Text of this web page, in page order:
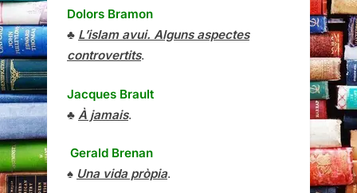
Dolors Bramon
♣ L’islam avui. Alguns aspectes
controvertits.
Jacques Brault
♣ À jamais.
Gerald Brenan
♠ Una vida pròpia.